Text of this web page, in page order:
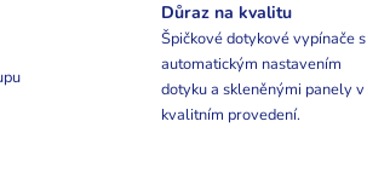
Důraz na kvalitu
Špičkové dotykové vypínače s
automatickým nastavením
dotyku a skleněnými panely v
kvalitním provedení.